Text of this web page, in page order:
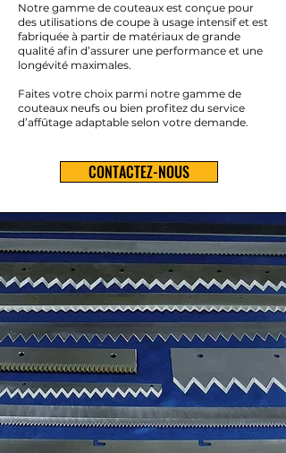
Notre gamme de couteaux est conçue pour
des utilisations de coupe à usage intensif et est
fabriquée à partir de matériaux de grande
qualité afin d’assurer une performance et une
longévité maximales.
Faites votre choix parmi notre gamme de
couteaux neufs ou bien profitez du service
d’affûtage adaptable selon votre demande.
CONTACTEZ-NOUS